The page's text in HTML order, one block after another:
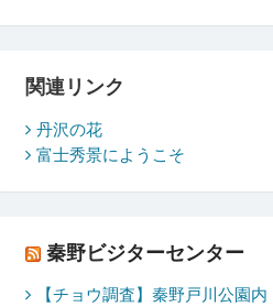
関連リンク
丹沢の花
富士秀景にようこそ
秦野ビジターセンター
【チョウ調査】秦野戸川公園